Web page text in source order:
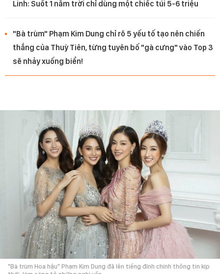
Linh: Suốt 1 năm trời chỉ dùng một chiếc túi 5-6 triệu
"Bà trùm" Phạm Kim Dung chỉ rõ 5 yếu tố tạo nên chiến
thắng của Thuỳ Tiên, từng tuyên bố "gà cưng" vào Top 3
sẽ nhảy xuống biển!
"Bà trùm Hoa hậu" Phạm Kim Dung đã lên tiếng đính chính thông tin kịp